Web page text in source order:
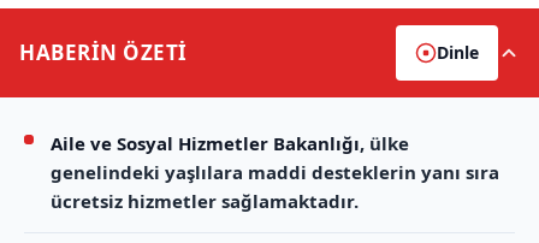
HABERİN ÖZETİ Dinle
Aile ve Sosyal Hizmetler Bakanlığı, ülke
genelindeki yaşlılara maddi desteklerin yanı sıra
ücretsiz hizmetler sağlamaktadır.